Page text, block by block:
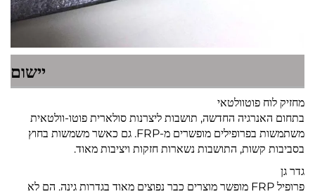
יישום
מחזיק לוח פוטוולטאי
בתחום האנרגיה החדשה, תושבות ליצרנות סולארית פוטו-וולטאית
משתמשות בפרופילים מופשרים מ-FRP. גם כאשר משמשות בחוץ
בסביבות קשות, התושבות נשארות חזקות ויציבות מאוד.
גדר גן
פרופיל FRP מופשר
מוצרים כבר נפוצים מאוד בגדרות גינה. הם לא